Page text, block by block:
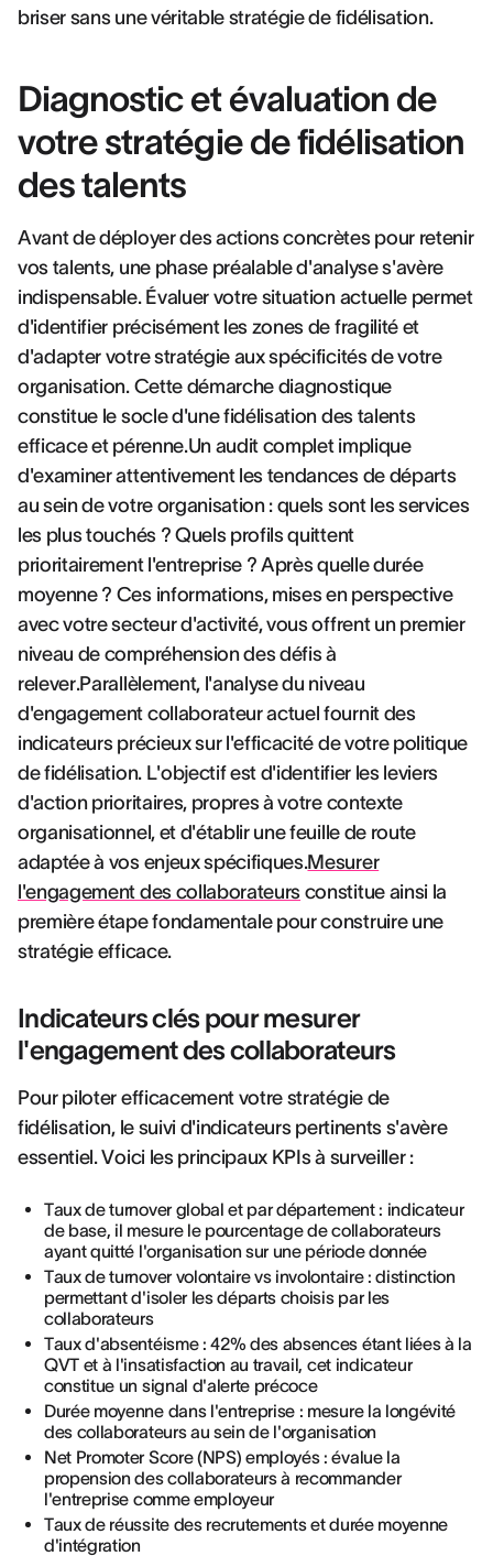
briser sans une véritable stratégie de fidélisation.
Diagnostic et évaluation de
votre stratégie de fidélisation
des talents
Avant de déployer des actions concrètes pour retenir
vos talents, une phase préalable d'analyse s'avère
indispensable. Évaluer votre situation actuelle permet
d'identifier précisément les zones de fragilité et
d'adapter votre stratégie aux spécificités de votre
organisation. Cette démarche diagnostique
constitue le socle d'une fidélisation des talents
efficace et pérenne.Un audit complet implique
d'examiner attentivement les tendances de départs
au sein de votre organisation : quels sont les services
les plus touchés ? Quels profils quittent
prioritairement l'entreprise ? Après quelle durée
moyenne ? Ces informations, mises en perspective
avec votre secteur d'activité, vous offrent un premier
niveau de compréhension des défis à
relever.Parallèlement, l'analyse du niveau
d'engagement collaborateur actuel fournit des
indicateurs précieux sur l'efficacité de votre politique
de fidélisation. L'objectif est d'identifier les leviers
d'action prioritaires, propres à votre contexte
organisationnel, et d'établir une feuille de route
adaptée à vos enjeux spécifiques.Mesurer
l'engagement des collaborateurs constitue ainsi la
première étape fondamentale pour construire une
stratégie efficace.
Indicateurs clés pour mesurer
l'engagement des collaborateurs
Pour piloter efficacement votre stratégie de
fidélisation, le suivi d'indicateurs pertinents s'avère
essentiel. Voici les principaux KPIs à surveiller :
Taux de turnover global et par département : indicateur
de base, il mesure le pourcentage de collaborateurs
ayant quitté l'organisation sur une période donnée
Taux de turnover volontaire vs involontaire : distinction
permettant d'isoler les départs choisis par les
collaborateurs
Taux d'absentéisme : 42% des absences étant liées à la
QVT et à l'insatisfaction au travail, cet indicateur
constitue un signal d'alerte précoce
Durée moyenne dans l'entreprise : mesure la longévité
des collaborateurs au sein de l'organisation
Net Promoter Score (NPS) employés : évalue la
propension des collaborateurs à recommander
l'entreprise comme employeur
Taux de réussite des recrutements et durée moyenne
d'intégration